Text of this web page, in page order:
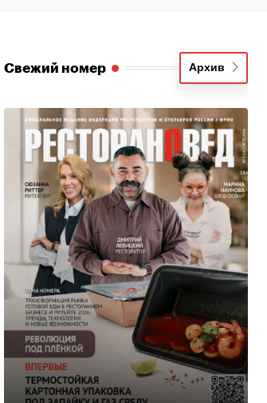
Свежий номер Архив